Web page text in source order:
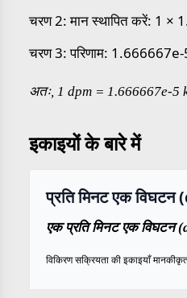
चरण 2: मान स्थापित करें: 1 ×
चरण 3: परिणाम:
अतः, 1 dpm = 1.666667e-5
इकाइयों के बारे में
प्रति मिनट एक
एक प्रति मिनट एक विघटन
विकिरण सक्रियता की इकाइयाँ